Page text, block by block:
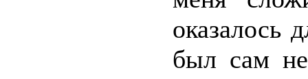
оказалось
был сам